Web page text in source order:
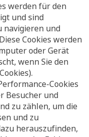
werden für den
und sind
navigieren und
Cookies werden
oder Gerät
wenn Sie den
Cookies
Besucher und
zu zählen, um die
und zu
herauszufinden,